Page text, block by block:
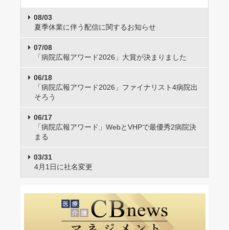
08/03
夏季休業に伴う配信に関するお知らせ
07/08
「病院広報アワード2026」大賞が決まりました
06/18
「病院広報アワード2026」ファイナリスト4病院出
そろう
06/17
「病院広報アワード」WebとVHPで最優秀2病院決
まる
03/31
4月1日に社名変更